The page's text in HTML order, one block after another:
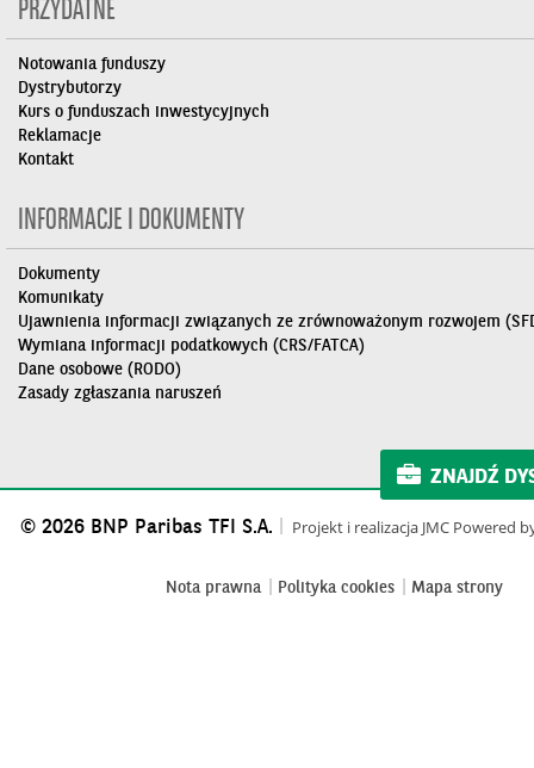
PRZYDATNE
Notowania funduszy
Dystrybutorzy
Kurs o funduszach inwestycyjnych
Reklamacje
Kontakt
INFORMACJE I DOKUMENTY
Dokumenty
Komunikaty
Ujawnienia informacji związanych ze zrównoważonym rozwojem
Wymiana informacji podatkowych (CRS/FATCA)
Dane osobowe (RODO)
Zasady zgłaszania naruszeń
ZNAJDŹ
© 2026 BNP Paribas TFI S.A.
Projekt i realizacja JMC Powered
Nota prawna Polityka cookies Mapa strony